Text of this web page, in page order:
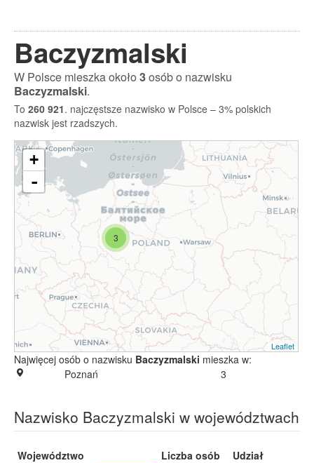
Baczyzmalski
W Polsce mieszka około3osób o nazwisku
Baczyzmalski.
To 260 921. najczęstsze nazwisko w Polsce – 3% polskich
nazwisk jest rzadszych.
3
+
-
Leaflet
Najwięcej osób o nazwisku Baczyzmalski mieszka w:
Poznań
3
Nazwisko Baczyzmalski w województwach
Województwo Liczba osób
Udział